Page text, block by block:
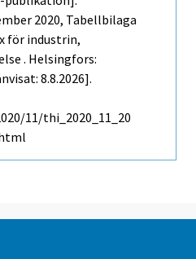
2020, Tabellbilaga
för industrin,
. Helsingfors:
8.8.2026].
11/thi_2020_11_20